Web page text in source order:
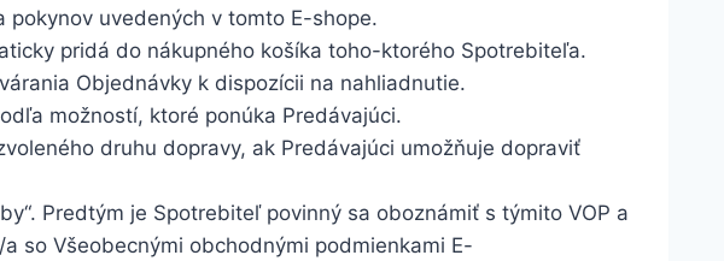
uvedených v tomto E-shope.
pridá do nákupného košíka toho-ktorého Spotrebiteľa.
Objednávky k dispozícii na nahliadnutie.
možností, ktoré ponúka Predávajúci.
druhu dopravy, ak Predávajúci umožňuje dopraviť
Predtým je Spotrebiteľ povinný sa oboznámiť s týmito VOP a
so Všeobecnými obchodnými podmienkami E-